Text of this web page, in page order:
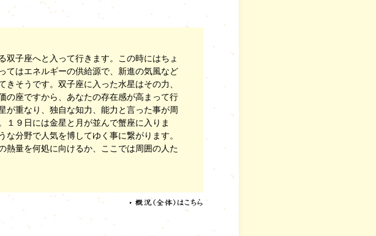
子座へと入って行きます。この時にはちょ
てはエネルギーの供給源で、新進の気風など
そうです。双子座に入った水星はその力、
の座ですから、あなたの存在感が高まって行
が重なり、独自な知力、能力と言った事が周
１９日には金星と月が並んで蟹座に入りま
分野で人気を博してゆく事に繋がります。
熱量を何処に向けるか、ここでは周囲の人た